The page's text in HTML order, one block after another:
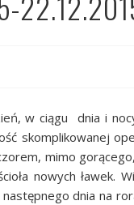
w ciągu dnia i
skomplikowanej
mimo
nowych ławek.
dnia na